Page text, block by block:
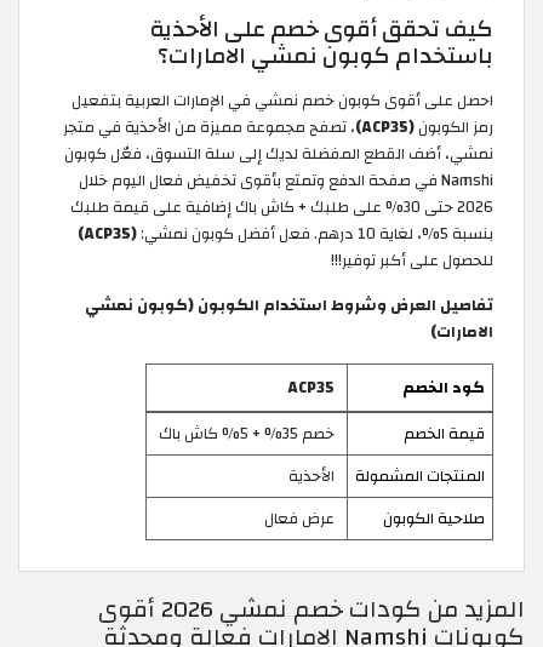
كيف تحقق أقوى خصم على الأحذية
باستخدام كوبون نمشي الامارات؟
احصل على أقوى كوبون خصم نمشي في الإمارات العربية بتفعيل
رمز الكوبون(ACP35)
، تصفح مجموعة مميزة من الأحذية في متجر
نمشي، أضف القطع المفضلة لديك إلى سلة التسوق، فعّل كوبون
Namshi في صفحة الدفع وتمتع بأقوى تخفيض فعال اليوم خلال
2026 حتى 30% على طلبك + كاش باك إضافية على قيمة طلبك
بنسبة 5%، لغاية 10 درهم. فعل أفضل كوبون نمشي:
(ACP35)
للحصول على أكبر توفير!!!
تفاصيل العرض وشروط استخدام الكوبون (كوبون نمشي
الامارات)
كود الخصم
ACP35
قيمة الخصم
خصم 35% + 5% كاش باك
المنتجات المشمولة
الأحذية
صلاحية الكوبون
عرض فعال
المزيد من كودات خصم نمشي 2026 أقوى
كوبونات Namshi الامارات فعالة ومحدثة